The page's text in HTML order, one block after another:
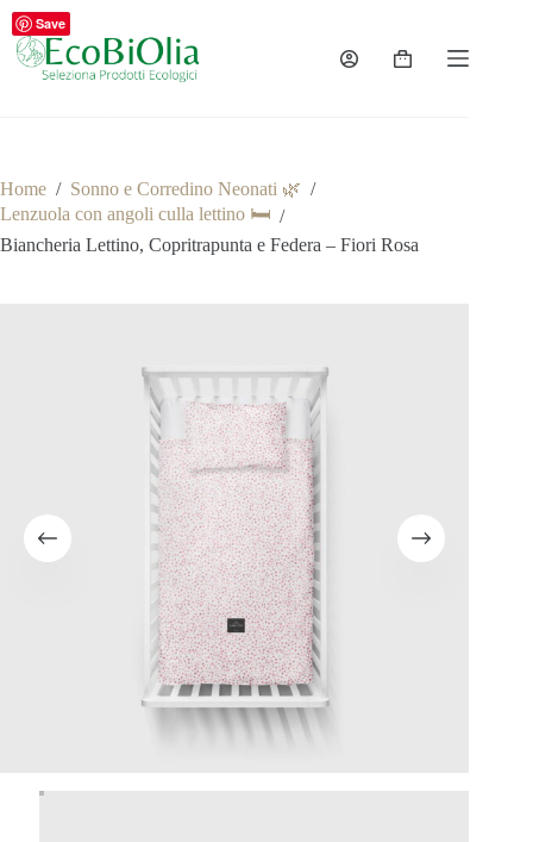
Salta
contenuto
Carrello
Home / Sonno e Corredino Neonati 🌿 /
Lenzuola con angoli culla lettino 🛏️ /
Biancheria Lettino, Copritrapunta e Federa – Fiori Rosa
Save